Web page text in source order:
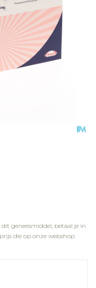
geneesmiddel, betaal je in
die op onze webshop